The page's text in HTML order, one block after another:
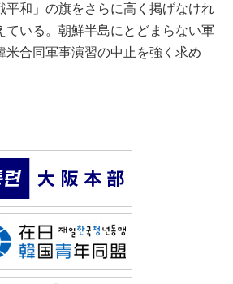
平和」の旗をさらに高く掲げなけれ
ている。朝鮮半島にとどまらない軍
米合同軍事演習の中止を強く求め